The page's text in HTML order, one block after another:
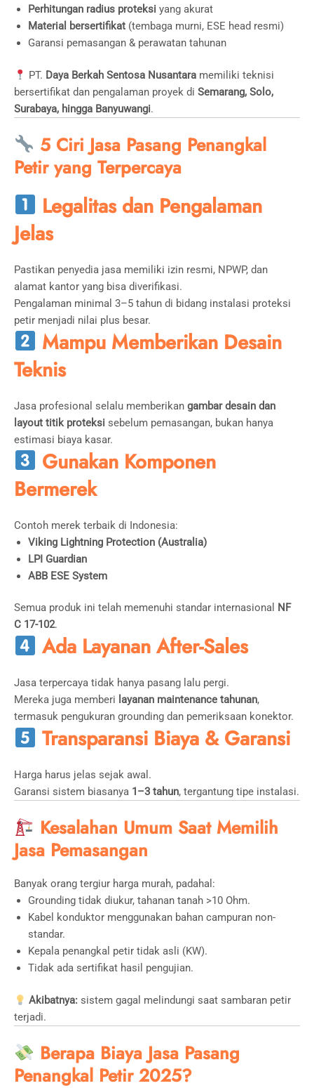
Perhitungan radius proteksi yang akurat
Material bersertifikat (tembaga murni, ESE head resmi)
Garansi pemasangan & perawatan tahunan
PT. Daya Berkah Sentosa Nusantaramemiliki teknisi
bersertifikat dan pengalaman proyek di Semarang, Solo,
Surabaya, hingga Banyuwangi.
5 Ciri Jasa Pasang Penangkal
Petir yang Terpercaya
Legalitas dan Pengalaman
Jelas
Pastikan penyedia jasa memiliki izin resmi, NPWP, dan
alamat kantor yang bisa diverifikasi.
Pengalaman minimal 3–5 tahun di bidang instalasi proteksi
petir menjadi nilai plus besar.
Mampu Memberikan Desain
Teknis
Jasa profesional selalu memberikan gambar desain dan
layout titik proteksi sebelum pemasangan, bukan hanya
estimasi biaya kasar.
Gunakan Komponen
Bermerek
Contoh merek terbaik di Indonesia:
Viking Lightning Protection (Australia)
LPI Guardian
ABB ESE System
Semua produk ini telah memenuhi standar internasional
NF
C 17-102.
Ada Layanan After-Sales
Jasa terpercaya tidak hanya pasang lalu pergi.
Mereka juga memberi layanan maintenance tahunan,
termasuk pengukuran grounding dan pemeriksaan konektor.
Transparansi Biaya & Garansi
Harga harus jelas sejak awal.
Garansi sistem biasanya 1–3 tahun, tergantung tipe instalasi.
Kesalahan Umum Saat Memilih
Jasa Pemasangan
Banyak orang tergiur harga murah, padahal:
Grounding tidak diukur, tahanan tanah >10 Ohm.
Kabel konduktor menggunakan bahan campuran non-
standar.
Kepala penangkal petir tidak asli (KW).
Tidak ada sertifikat hasil pengujian.
Akibatnya:sistem gagal melindungi saat sambaran petir
terjadi.
Berapa Biaya Jasa Pasang
Penangkal Petir 2025?